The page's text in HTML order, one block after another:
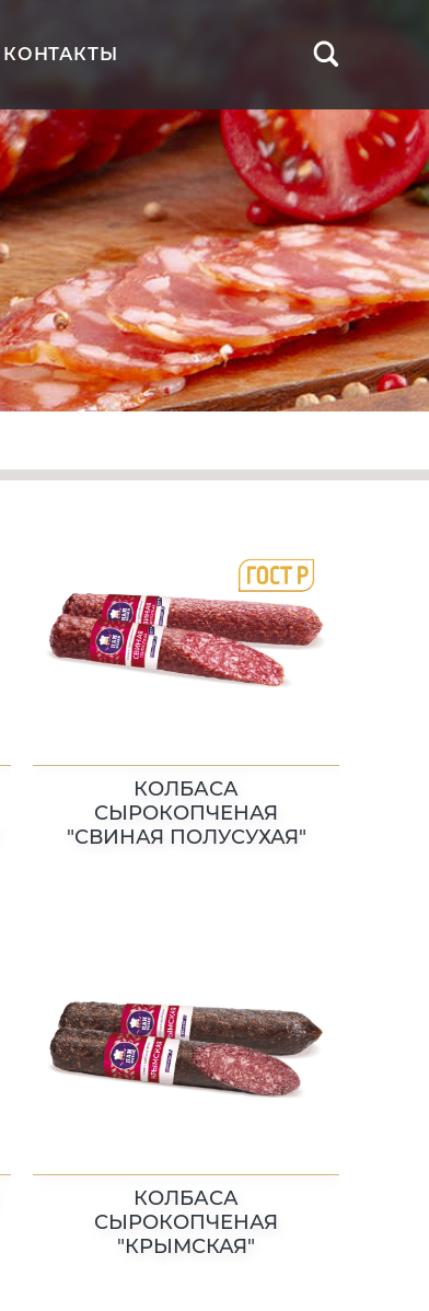
КОНТАКТЫ
КОЛБАСА
СЫРОКОПЧЕНАЯ
"СВИНАЯ ПОЛУСУХАЯ"
КОЛБАСА
СЫРОКОПЧЕНАЯ
"КРЫМСКАЯ"